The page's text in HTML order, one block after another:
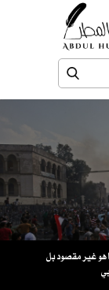
هو غير مقصود بل